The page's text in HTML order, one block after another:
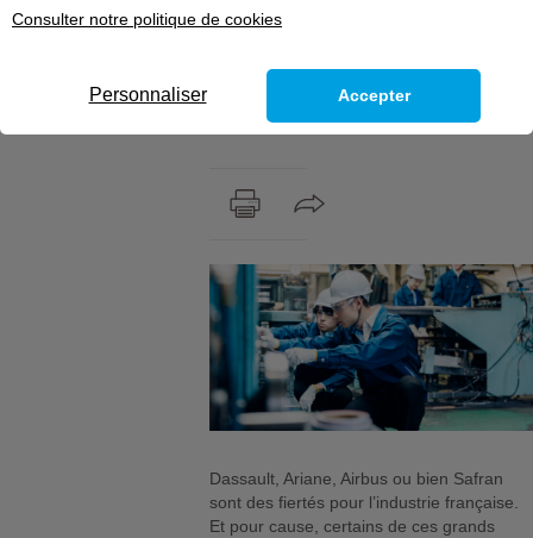
qu’un peu. Des milliers de postes sont à
peine à recruter de nouveaux candidats.
Dassault, Ariane, Airbus ou bien Safran
sont des fiertés pour l’industrie française.
Et pour cause, certains de ces grands
Consulter notre politique de cookies
Personnaliser Accepter